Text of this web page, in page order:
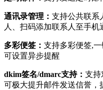
通讯录管理： 支持公共联系
人、扫码添加联系人至手机
多彩便签： 支持多彩便签,一
可设置异步提醒
dkim签名/dmarc支持： 支持
可极大提升邮件发送信誉，